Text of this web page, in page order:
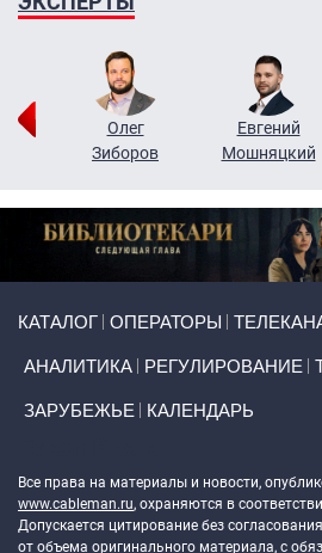
Олег
Зиборов
Евгений
Мошняцкий
КАТАЛОГ ОПЕРАТОРЫ
АНАЛИТИКА РЕГУЛИРОВАНИЕ
ЗАРУБЕЖЬЕ КАЛЕНДАРЬ
Все права на материалы и новости,
www.cableman.ru, охраняются в
Допускается цитирование без
от объема оригинального материала, с